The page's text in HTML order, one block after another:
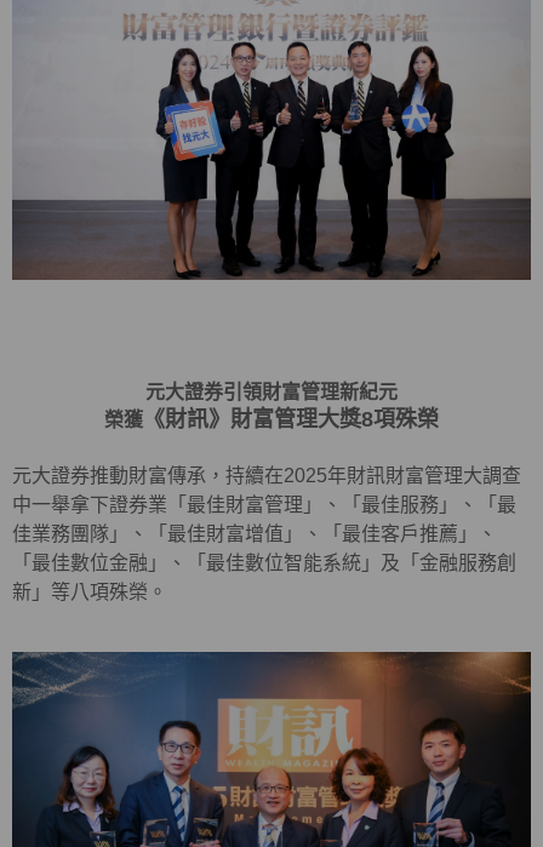
元大證券引領財富管理新紀元
榮獲 《財訊》財富管理大獎8項殊榮
元大證券推動財富傳承，持續在2025年財訊財富管理大調查
中一舉拿下證券業「最佳財富管理」、「最佳服務」、「最
佳業務團隊」、「最佳財富增值」、「最佳客戶推薦」、
「最佳數位金融」、「最佳數位智能系統」及「金融服務創
新」等八項殊榮。